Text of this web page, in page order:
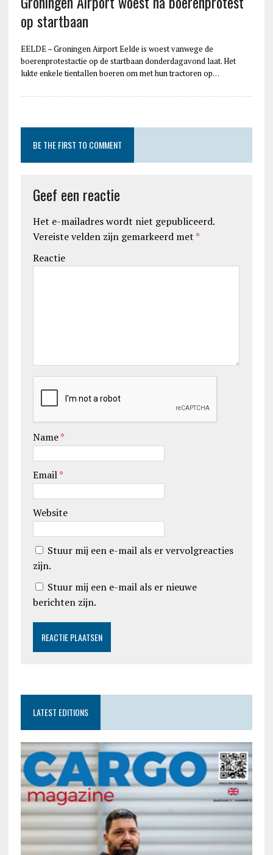
op startbaan
EELDE – Groningen Airport Eelde is woest vanwege de
boerenprotestactie op de startbaan donderdagavond laat. Het
lukte enkele tientallen boeren om met hun tractoren op…
BE THE FIRST TO COMMENT
Geef een reactie
Het e-mailadres wordt niet gepubliceerd.
Vereiste velden zijn gemarkeerd met *
Reactie
Name*
Email*
Website
Stuur mij een e-mail als er vervolgreacties
zijn.
Stuur mij een e-mail als er nieuwe
berichten zijn.
LATEST EDITIONS